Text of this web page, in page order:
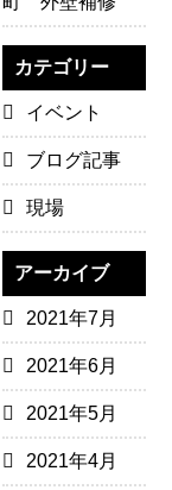
カテゴリー
イベント
ブログ記事
現場
アーカイブ
2021年7月
2021年6月
2021年5月
2021年4月